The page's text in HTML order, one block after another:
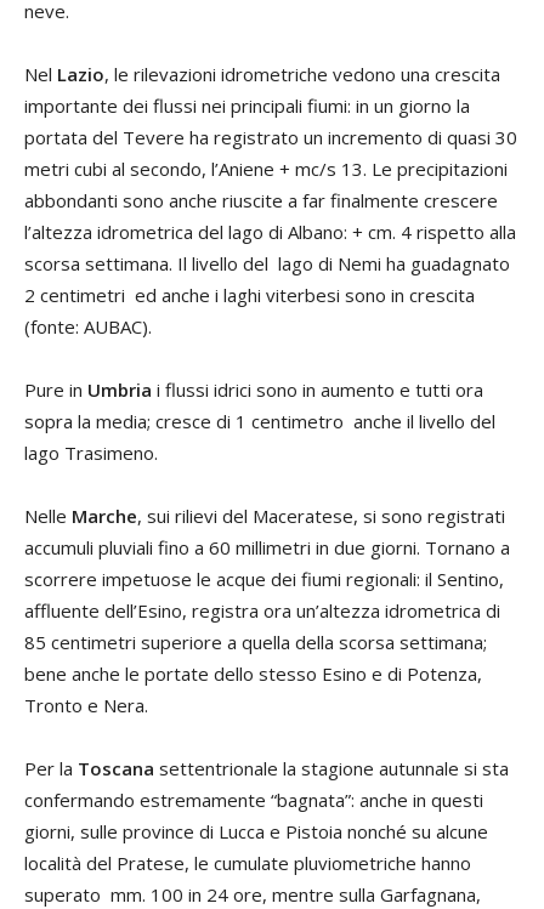
neve.
Nel Lazio, le rilevazioni idrometriche vedono una crescita
importante dei flussi nei principali fiumi: in un giorno la
portata del Tevere ha registrato un incremento di quasi 30
metri cubi al secondo, l’Aniene + mc/s 13. Le precipitazioni
abbondanti sono anche riuscite a far finalmente crescere
l’altezza idrometrica del lago di Albano: + cm. 4 rispetto alla
scorsa settimana. Il livello del lago di Nemi ha guadagnato
2 centimetri ed anche i laghi viterbesi sono in crescita
(fonte: AUBAC).
Pure in Umbria i flussi idrici sono in aumento e tutti ora
sopra la media; cresce di 1 centimetro anche il livello del
lago Trasimeno.
Nelle Marche, sui rilievi del Maceratese, si sono registrati
accumuli pluviali fino a 60 millimetri in due giorni. Tornano a
scorrere impetuose le acque dei fiumi regionali: il Sentino,
affluente dell’Esino, registra ora un’altezza idrometrica di
85 centimetri superiore a quella della scorsa settimana;
bene anche le portate dello stesso Esino e di Potenza,
Tronto e Nera.
Per la Toscana settentrionale la stagione autunnale si sta
confermando estremamente “bagnata”: anche in questi
giorni, sulle province di Lucca e Pistoia nonché su alcune
località del Pratese, le cumulate pluviometriche hanno
superato mm. 100 in 24 ore, mentre sulla Garfagnana,